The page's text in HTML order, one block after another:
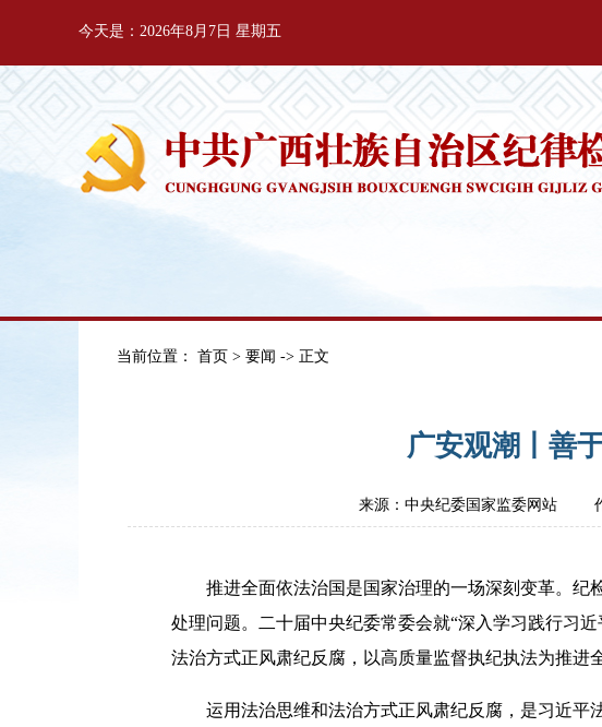
今天是：2026年8月7日 星期五
当前位置： 首页 > 要闻 -> 正文
广安观潮丨善
来源：中央纪委国家监委网站
推进全面依法治国是国家治理的一场深刻变革。纪检
处理问题。二十届中央纪委常委会就“深入学习践行习
法治方式正风肃纪反腐，以高质量监督执纪执法为推进
运用法治思维和法治方式正风肃纪反腐，是习近平